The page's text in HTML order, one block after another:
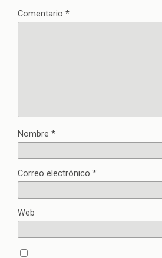
Comentario *
Nombre *
Correo electrónico *
Web